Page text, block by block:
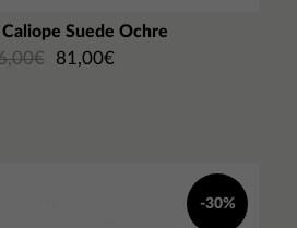
Caliope Suede Ochre
€ 81,00€
-30%